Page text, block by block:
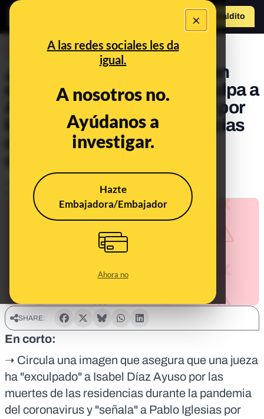
×
A las redes sociales les da
igual.
A nosotros no.
Ayúdanos a
investigar.
Hazte
Embajadora/Embajador
Ahora no
Hazte Maldito
¿Qué sabemos de la imagen
que dice que una juez 'exculpa a
Ayuso' y 'señala a Iglesias' por
las muertes en las residencias
durante la pandemia de
Publicado el
Actualizado el
May 30, 2025, 1:55:00 PM
SHARE:
En corto:
➝ Circula una imagen que asegura que una jueza
ha "exculpado" a Isabel Díaz Ayuso por las
muertes de las residencias durante la pandemia
del coronavirus y "señala" a Pablo Iglesias por